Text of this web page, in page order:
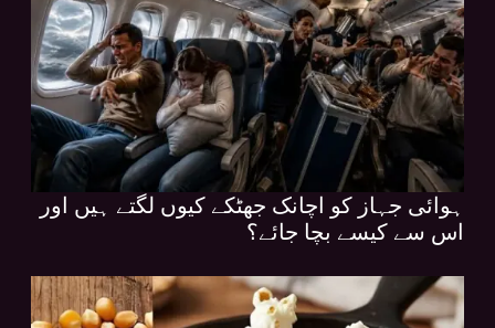
ہوائی جہاز کو اچانک جھٹکے کیوں لگتے ہیں اور
اس سے کیسے بچا جائے؟